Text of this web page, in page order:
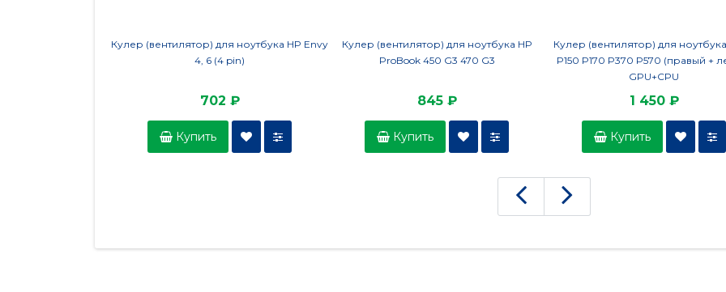
Кулер (вентилятор) для ноутбука HP Envy
4, 6 (4 pin)
702 ₽
Купить
Кулер (вентилятор) для ноутбука HP
ProBook 450 G3 470 G3
845 ₽
Купить
Кулер (вентилятор) для
P150 P170 P370 P570 (правый +
GPU+CPU
1 450 ₽
Купить